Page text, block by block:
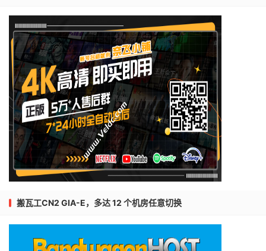
搬瓦工CN2 GIA-E，多达 12 个机房任意切换